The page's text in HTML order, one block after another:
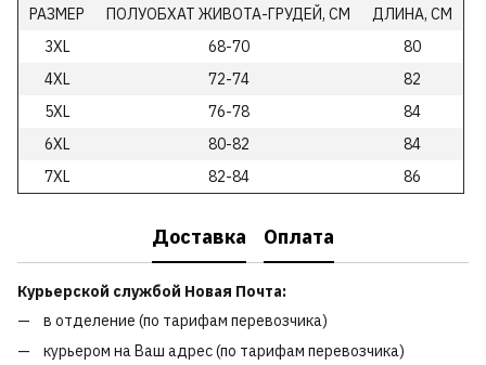
РАЗМЕР ПОЛУОБХАТ ЖИВОТА-ГРУДЕЙ, СМ
ДЛИНА, СМ
3XL
68-70
80
4XL
72-74
82
5XL
76-78
84
6XL
80-82
84
7XL
82-84 86
Доставка Оплата
Курьерской службой Новая Почта:
в отделение (по тарифам перевозчика)
курьером на Ваш адрес (по тарифам перевозчика)